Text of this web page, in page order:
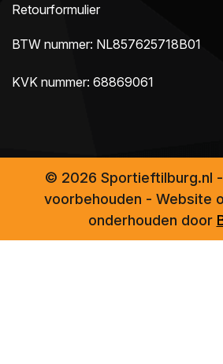
Retourformulier
BTW nummer: NL857625718B01
KVK nummer: 68869061
© 2026 Sportieftilburg.nl
voorbehouden - Website
onderhouden door